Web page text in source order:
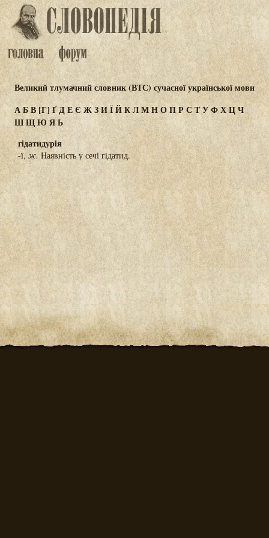
Великий тлумачний словник (ВТС) сучасної української мови
АБВ[Г] ҐДЕЄ ЖЗИЇЙКЛМНОПР СТУФХЦЧ
ШЩЮЯЬ
гідатидурія
-ї, ж. Наявність у сечі гідатид.